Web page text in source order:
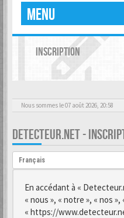
MENU
INSCRIPTION
Nous sommes le 07 août 2026, 20:58
DETECTEUR.NET -
Langue :
Français
En accédant à «
« nous », « notre », « nos
« https://